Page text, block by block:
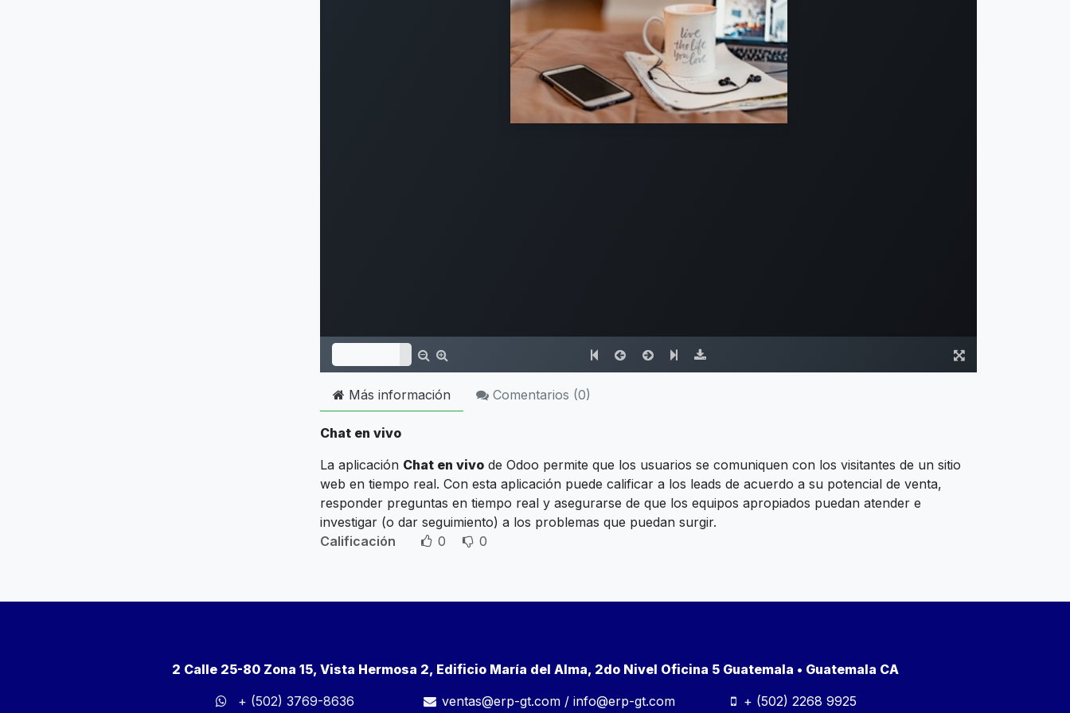
Más información Comentarios (0)
Chat en vivo
La aplicación Chat en vivo de Odoo permite que los usuarios se comuniquen con los visitantes de un sitio
web en tiempo real. Con esta aplicación puede calificar a los leads de acuerdo a su potencial de venta,
responder preguntas en tiempo real y asegurarse de que los equipos apropiados puedan atender e
investigar (o dar seguimiento) a los problemas que puedan surgir.
Calificación
0 0
2 Calle 25-80 Zona 15, Vista Hermosa 2, Edificio María del Alma, 2do Nivel Oficina 5 Guatemala • Guatemala CA
+ (502) 3769-8636
ventas@erp-gt.com /info@erp-gt.com + (502) 2268 9925